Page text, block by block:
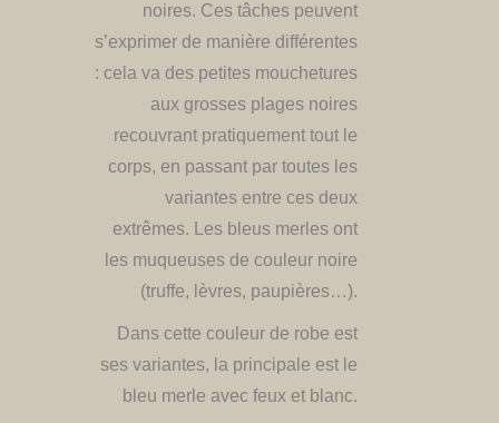
noires. Ces tâches peuvent
s’exprimer de manière différentes
: cela va des petites mouchetures
aux grosses plages noires
recouvrant pratiquement tout le
corps, en passant par toutes les
variantes entre ces deux
extrêmes. Les bleus merles ont
les muqueuses de couleur noire
(truffe, lèvres, paupières…).
Dans cette couleur de robe est
ses variantes, la principale est le
bleu merle avec feux et blanc.